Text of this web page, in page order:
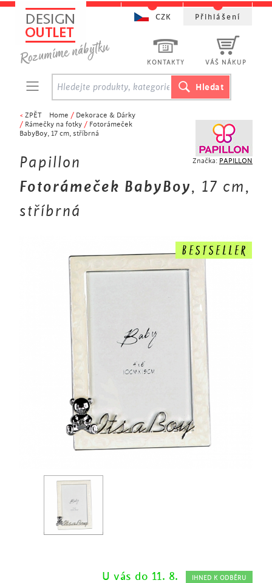
Značka: PAPILLON
< ZPĚT Home / Dekorace & Dárky
/ Rámečky na fotky / Fotorámeček
BabyBoy, 17 cm, stříbrná
Papillon
Fotorámeček BabyBoy, 17 cm,
stříbrná
U vás do 11. 8. IHNED K ODBĚRU
KONTAKTY VÁŠ NÁKUP
CZK Přihlášení